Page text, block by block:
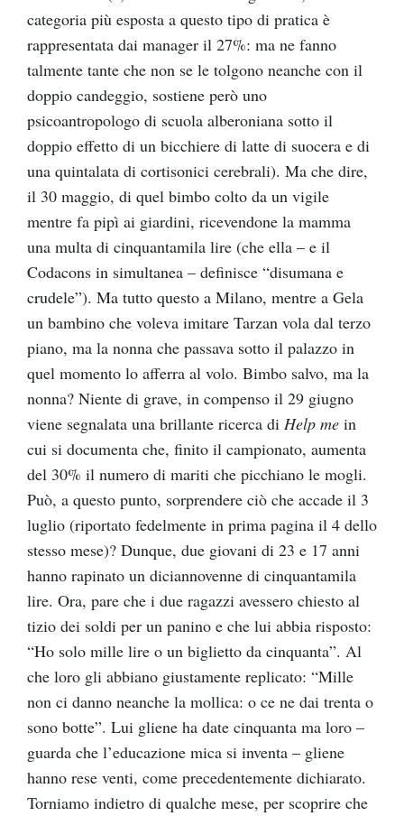
categoria più esposta a questo tipo di pratica è
rappresentata dai manager il 27%: ma ne fanno
talmente tante che non se le tolgono neanche con il
doppio candeggio, sostiene però uno
psicoantropologo di scuola alberoniana sotto il
doppio effetto di un bicchiere di latte di suocera e di
una quintalata di cortisonici cerebrali). Ma che dire,
il 30 maggio, di quel bimbo colto da un vigile
mentre fa pipì ai giardini, ricevendone la mamma
una multa di cinquantamila lire (che ella – e il
Codacons in simultanea – definisce “disumana e
crudele”). Ma tutto questo a Milano, mentre a Gela
un bambino che voleva imitare Tarzan vola dal terzo
piano, ma la nonna che passava sotto il palazzo in
quel momento lo afferra al volo. Bimbo salvo, ma la
nonna? Niente di grave, in compenso il 29 giugno
viene segnalata una brillante ricerca di Help me in
cui si documenta che, finito il campionato, aumenta
del 30% il numero di mariti che picchiano le mogli.
Può, a questo punto, sorprendere ciò che accade il 3
luglio (riportato fedelmente in prima pagina il 4 dello
stesso mese)? Dunque, due giovani di 23 e 17 anni
hanno rapinato un diciannovenne di cinquantamila
lire. Ora, pare che i due ragazzi avessero chiesto al
tizio dei soldi per un panino e che lui abbia risposto:
“Ho solo mille lire o un biglietto da cinquanta”. Al
che loro gli abbiano giustamente replicato: “Mille
non ci danno neanche la mollica: o ce ne dai trenta o
sono botte”. Lui gliene ha date cinquanta ma loro –
guarda che l’educazione mica si inventa – gliene
hanno rese venti, come precedentemente dichiarato.
Torniamo indietro di qualche mese, per scoprire che